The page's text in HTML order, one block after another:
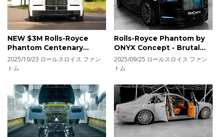
した多彩なインテリアオプションが用意されています。
NEW $3M Rolls-Royce
Phantom Centenary
Private Collection
2025/10/23 ロールスロイス ファン
トム
Rolls-Royce Phantom by
ONYX Concept - Brutal
Luxury Sedan in details
2025/09/25 ロールスロイス ファン
トム